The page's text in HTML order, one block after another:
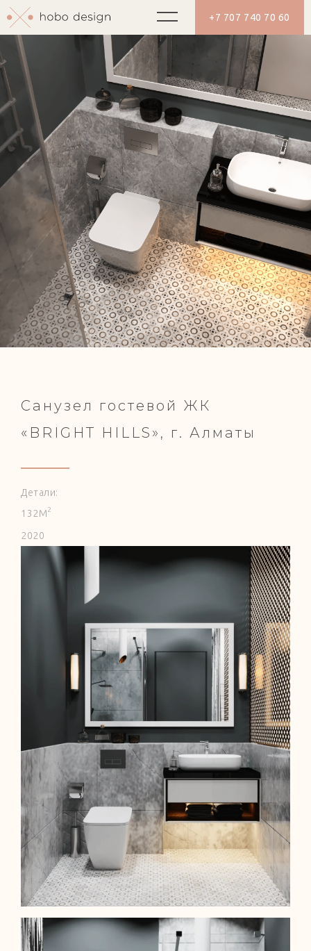
+7 707 740 70 60
Санузел гостевой ЖК
«BRIGHT HILLS», г. Алматы
Детали:
132М2
2020